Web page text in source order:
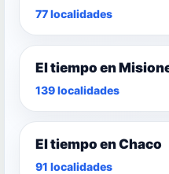
77 localidades
El tiempo en
139 localidades
El tiempo en Chaco
91 localidades